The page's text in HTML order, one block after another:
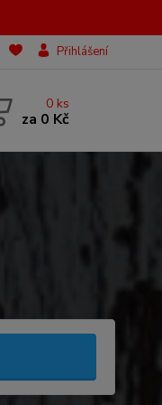
Přihlášení
0 ks
za 0 Kč